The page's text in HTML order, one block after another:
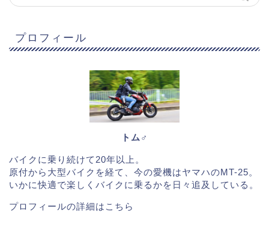
プロフィール
トム♂
バイクに乗り続けて20年以上。
原付から大型バイクを経て、今の愛機はヤマハのMT-25。
いかに快適で楽しくバイクに乗るかを日々追及している。
プロフィールの詳細は こちら